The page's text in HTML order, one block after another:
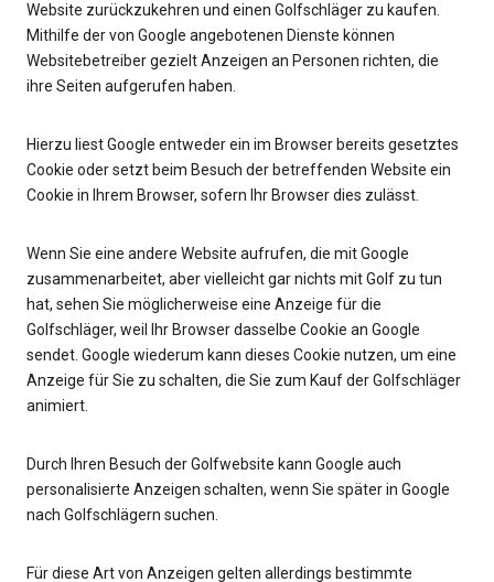
Website zurückzukehren und einen Golfschläger zu kaufen.
Mithilfe der von Google angebotenen Dienste können
Websitebetreiber gezielt Anzeigen an Personen richten, die
ihre Seiten aufgerufen haben.
Hierzu liest Google entweder ein im Browser bereits gesetztes
Cookie oder setzt beim Besuch der betreffenden Website ein
Cookie in Ihrem Browser, sofern Ihr Browser dies zulässt.
Wenn Sie eine andere Website aufrufen, die mit Google
zusammenarbeitet, aber vielleicht gar nichts mit Golf zu tun
hat, sehen Sie möglicherweise eine Anzeige für die
Golfschläger, weil Ihr Browser dasselbe Cookie an Google
sendet. Google wiederum kann dieses Cookie nutzen, um eine
Anzeige für Sie zu schalten, die Sie zum Kauf der Golfschläger
animiert.
Durch Ihren Besuch der Golfwebsite kann Google auch
personalisierte Anzeigen schalten, wenn Sie später in Google
nach Golfschlägern suchen.
Für diese Art von Anzeigen gelten allerdings bestimmte